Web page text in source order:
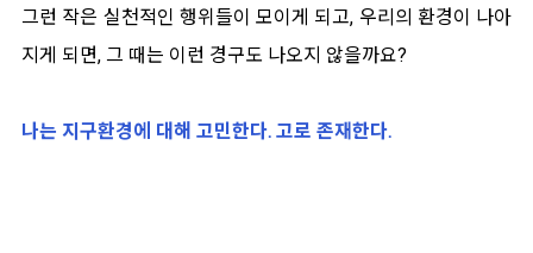
그런 작은 실천적인 행위들이 모이게 되고, 우리의 환경이 나아
지게 되면, 그 때는 이런 경구도 나오지 않을까요?
나는 지구환경에 대해 고민한다. 고로 존재한다.